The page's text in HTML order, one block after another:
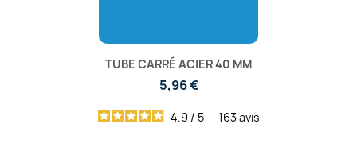
TUBE CARRÉ ACIER 40 MM
5,96 €
4.9 / 5 - 163avis